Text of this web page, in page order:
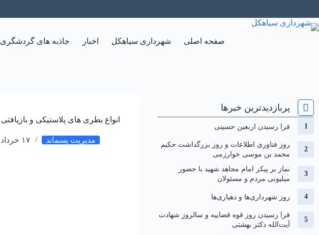
صفحه اصلی شهرداری سیاهکل اخبار جاذبه های گردشگری
انواع بطری های پلاستیکی و بازیافتی
مدیریت پسماند ۱۷ خرداد ۱۴۰۴
پربازدیدترین خبرها
فرا رسیدن اربعین حسینی
روز فناوری اطلاعات و روز بزرگداشت حکیم
محمد بن موسی خوارزمی
نماز بر پیکر امام مجاهد شهید با حضور
میلیونی مردم و مسئولان
روز شهرداری‌ها و دهیاری‌ها
فرا رسیدن روز قوه قضاییه و سالروز شهادت
آیت‌الله دکتر بهشتی